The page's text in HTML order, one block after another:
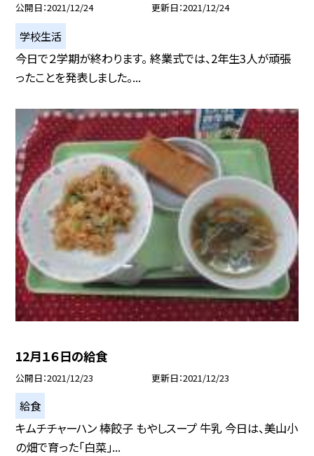
公開日 2021/12/24 更新日 2021/12/24
学校生活
今日で２学期が終わります。 終業式では、2年生3人が頑張
ったことを発表しました。...
12月１６日の給食
公開日 2021/12/23 更新日 2021/12/23
給食
キムチチャーハン 棒餃子 もやしスープ 牛乳 今日は、美山小
の畑で育った「白菜」...